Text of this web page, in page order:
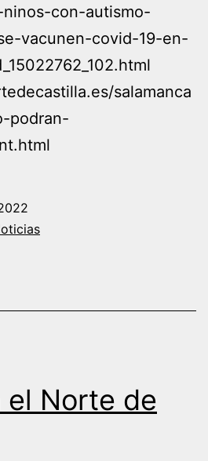
con-autismo-
vacunen-covid-19-en-
salamanca
podran-
el Norte de